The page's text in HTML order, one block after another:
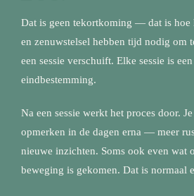
Dat is geen tekortkoming — dat is hoe
en zenuwstelsel hebben tijd nodig om
een sessie verschuift. Elke sessie is
eindbestemming.
Na een sessie werkt het proces door.
opmerken in de dagen erna — meer
nieuwe inzichten. Soms ook even wat
beweging is gekomen. Dat is normaal